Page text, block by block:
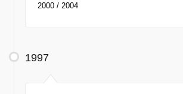
2000 / 2004
1997